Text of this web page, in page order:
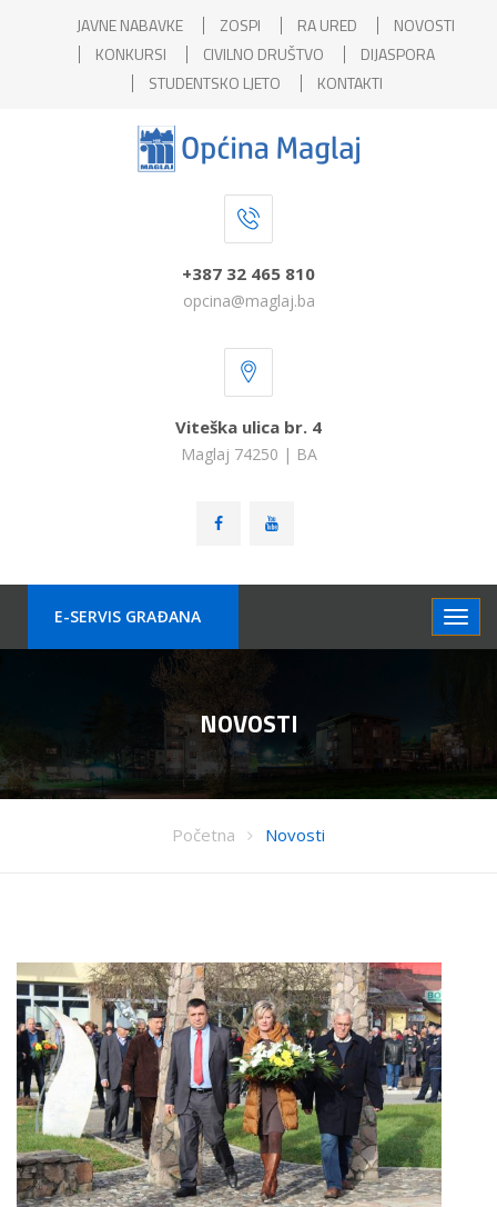
JAVNE NABAVKE ZOSPI RA URED
NOVOSTI
KONKURSI
CIVILNO DRUŠTVO
DIJASPORA
STUDENTSKO LJETO
KONTAKTI
+387 32 465 810
opcina@maglaj.ba
Viteška ulica br. 4
Maglaj 74250 | BA
E-SERVIS GRAÐANA
NOVOSTI
Početna Novosti